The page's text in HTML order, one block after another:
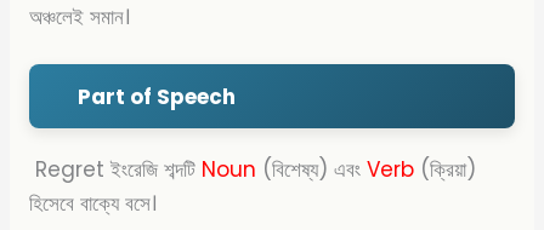
অঞ্চলেই সমান।
Part of Speech
Regret ইংরেজি শব্দটি Noun (বিশেষ্য) এবং Verb(ক্রিয়া)
হিসেবে বাক্যে বসে।